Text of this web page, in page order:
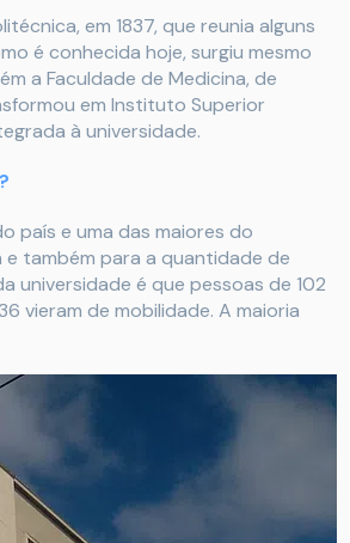
em 1837, que reunia alguns
é conhecida hoje, surgiu mesmo
a Faculdade de Medicina, de
em Instituto Superior
à universidade.
país e uma das maiores do
também para a quantidade de
universidade é que pessoas de 102
vieram de mobilidade. A maioria